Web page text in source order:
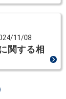
11/08
関する相